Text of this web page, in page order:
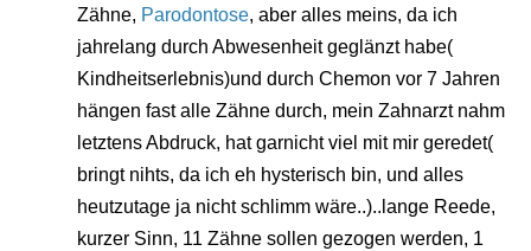
Zähne, Parodontose, aber alles meins, da ich
jahrelang durch Abwesenheit geglänzt habe(
Kindheitserlebnis)und durch Chemon vor 7 Jahren
hängen fast alle Zähne durch, mein Zahnarzt nahm
letztens Abdruck, hat garnicht viel mit mir geredet(
bringt nihts, da ich eh hysterisch bin, und alles
heutzutage ja nicht schlimm wäre..)..lange Reede,
kurzer Sinn, 11 Zähne sollen gezogen werden, 1